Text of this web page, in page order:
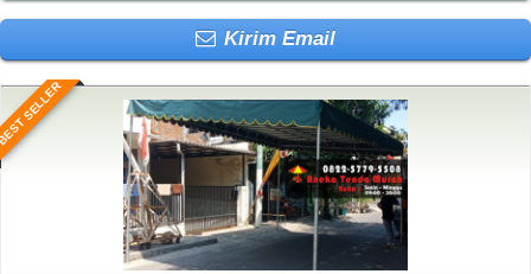
Kirim Email
SELLER